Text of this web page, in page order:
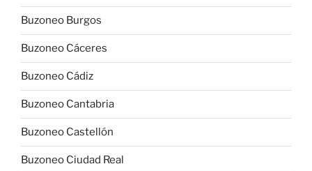
Buzoneo Burgos
Buzoneo Cáceres
Buzoneo Cádiz
Buzoneo Cantabria
Buzoneo Castellón
Buzoneo Ciudad Real